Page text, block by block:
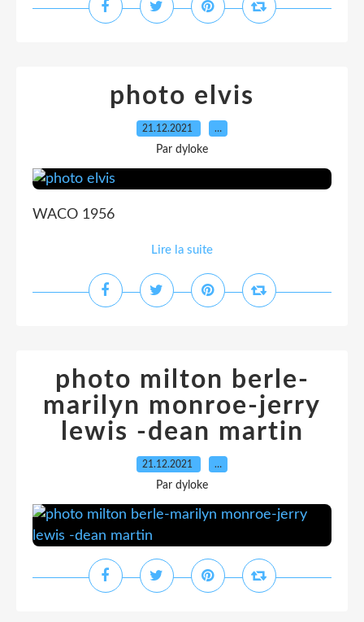
photo elvis
21.12.2021 …
Par dyloke
WACO 1956
Lire la suite
photo milton berle-
marilyn monroe-jerry
lewis -dean martin
21.12.2021 …
Par dyloke